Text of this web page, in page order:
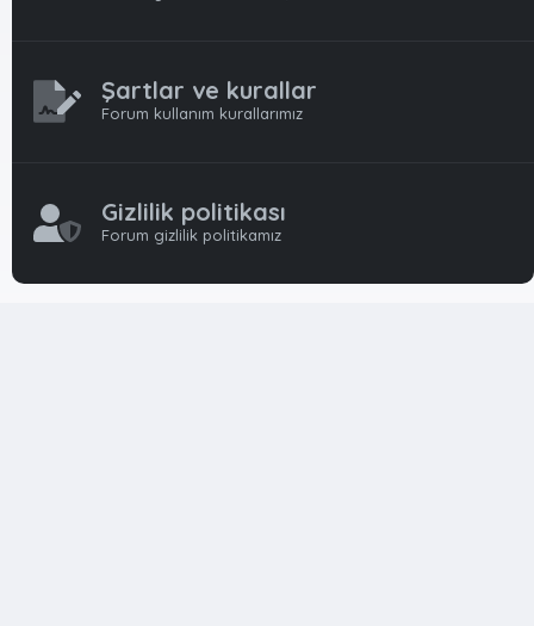
Şartlar ve kurallar
Forum kullanım kurallarımız
Gizlilik politikası
Forum gizlilik politikamız